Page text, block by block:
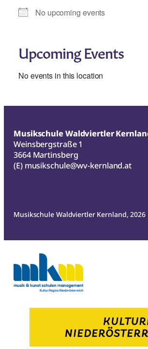
No upcoming events
Upcoming Events
No events in this location
Musikschule Waldviertler
Weinsbergstraße 1
3664 Martinsberg
(E) musikschule@wv-kernland.at
Musikschule Waldviertler Kernland, 2026